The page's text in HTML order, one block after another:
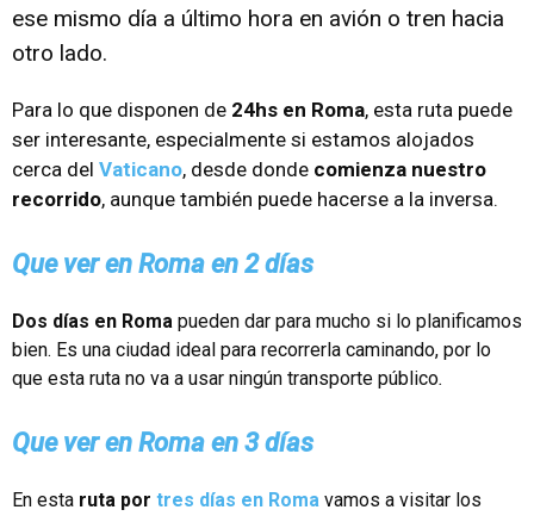
ese mismo día a último hora en avión o tren hacia
otro lado.
Para lo que disponen de 24hs en Roma, esta ruta puede
ser interesante, especialmente si estamos alojados
cerca del Vaticano, desde donde comienza nuestro
recorrido, aunque también puede hacerse a la inversa.
Que ver en Roma en 2 días
Dos días en Roma pueden dar para mucho si lo planificamos
bien. Es una ciudad ideal para recorrerla caminando, por lo
que esta ruta no va a usar ningún transporte público.
Que ver en Roma en 3 días
En esta ruta por tres días en Roma vamos a visitar los